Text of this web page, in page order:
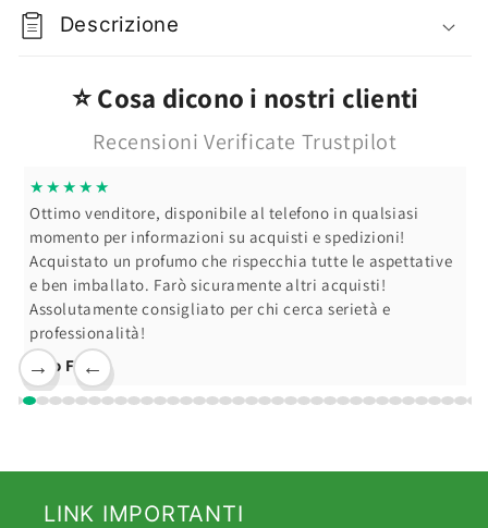
ml
ml
Descrizione
⭐ Cosa dicono i nostri clienti
Recensioni Verificate Trustpilot
←
→
★★★★★
Ottimo venditore, disponibile al telefono in qualsiasi
momento per informazioni su acquisti e spedizioni!
Acquistato un profumo che rispecchia tutte le aspettative
e ben imballato. Farò sicuramente altri acquisti!
Assolutamente consigliato per chi cerca serietà e
professionalità!
Ciro F.
LINK IMPORTANTI